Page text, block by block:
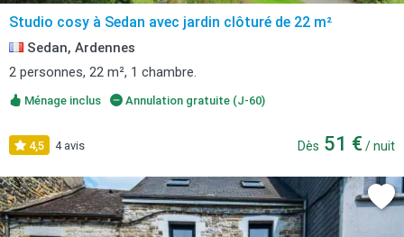
Studio cosy à Sedan avec jardin clôturé de 22 m²
Sedan, Ardennes
2 personnes, 22 m², 1 chambre.
Ménage inclus Annulation gratuite (J-60)
4,5 4 avis Dès 51 € / nuit